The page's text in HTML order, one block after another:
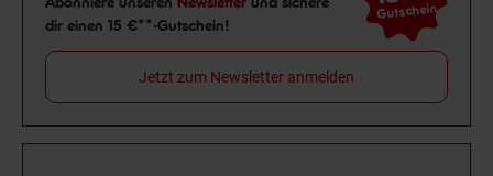
dir einen 15 €**-Gutschein!
Gutschein
Jetzt zum Newsletter anmelden